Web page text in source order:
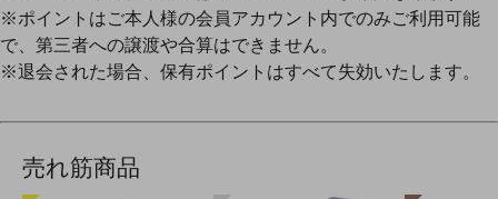
※ポイントはご本人様の会員アカウント内でのみご利用可能
で、第三者への譲渡や合算はできません。
※退会された場合、保有ポイントはすべて失効いたします。
売れ筋商品